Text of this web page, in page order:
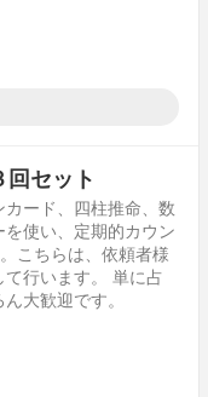
回セット
ード、四柱推命、数
使い、定期的カウン
こちらは、依頼者様
行います。 単に占
大歓迎です。